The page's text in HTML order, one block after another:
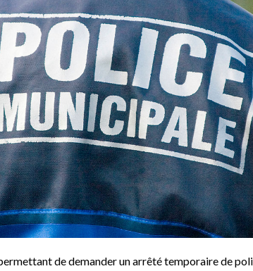
de demander un arrêté temporaire de